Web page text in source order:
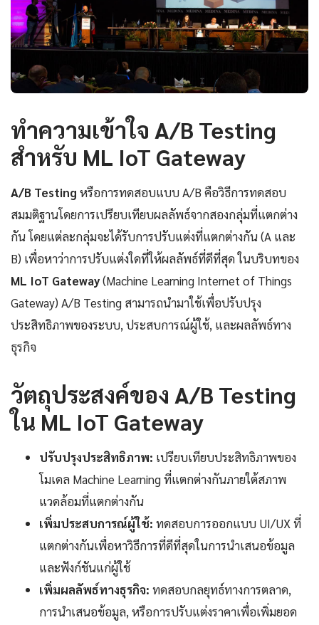
ทำความเข้าใจ A/B Testing
สำหรับ ML IoT Gateway
A/B Testing หรือการทดสอบแบบ A/B คือวิธีการทดสอบ
สมมติฐานโดยการเปรียบเทียบผลลัพธ์จากสองกลุ่มที่แตกต่าง
กัน โดยแต่ละกลุ่มจะได้รับการปรับแต่งที่แตกต่างกัน (A และ
B) เพื่อหาว่าการปรับแต่งใดที่ให้ผลลัพธ์ที่ดีที่สุด ในบริบทของ
ML IoT Gateway(Machine Learning Internet of Things
Gateway) A/B Testing สามารถนำมาใช้เพื่อปรับปรุง
ประสิทธิภาพของระบบ, ประสบการณ์ผู้ใช้, และผลลัพธ์ทาง
ธุรกิจ
วัตถุประสงค์ของ A/B Testing
ใน ML IoT Gateway
ปรับปรุงประสิทธิภาพ: เปรียบเทียบประสิทธิภาพของ
โมเดล Machine Learning ที่แตกต่างกันภายใต้สภาพ
แวดล้อมที่แตกต่างกัน
เพิ่มประสบการณ์ผู้ใช้: ทดสอบการออกแบบ UI/UX ที่
แตกต่างกันเพื่อหาวิธีการที่ดีที่สุดในการนำเสนอข้อมูล
และฟังก์ชันแก่ผู้ใช้
เพิ่มผลลัพธ์ทางธุรกิจ: ทดสอบกลยุทธ์ทางการตลาด,
การนำเสนอข้อมูล, หรือการปรับแต่งราคาเพื่อเพิ่มยอด